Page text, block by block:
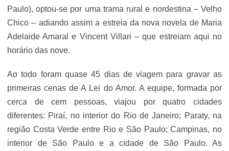
Paulo), optou-se por uma trama rural e nordestina – Velho
Chico – adiando assim a estreia da nova novela de Maria
Adelaide Amaral e Vincent Villari – que estreiam aqui no
horário das nove.
Ao todo foram quase 45 dias de viagem para gravar as
primeiras cenas de A Lei do Amor. A equipe, formada por
cerca de cem pessoas, viajou por quatro cidades
diferentes: Piraí, no interior do Rio de Janeiro; Paraty, na
região Costa Verde entre Rio e São Paulo; Campinas, no
interior de São Paulo e a cidade de São Paulo. As